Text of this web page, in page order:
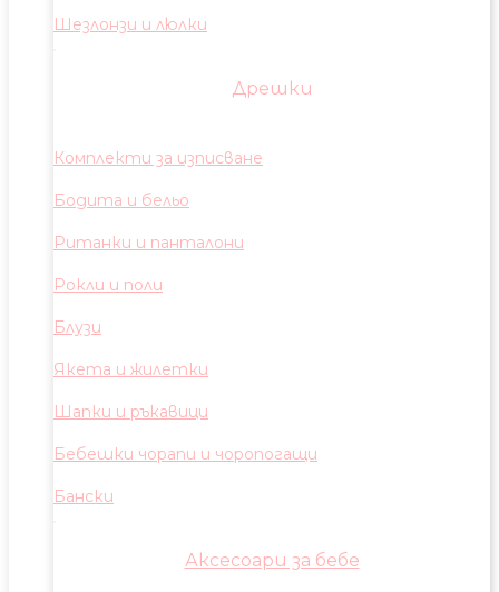
Шезлонзи и люлки
Дрешки
Комплекти за изписване
Бодита и бельо
Ританки и панталони
Рокли и поли
Блузи
Якета и жилетки
Шапки и ръкавици
Бебешки чорапи и чоропогащи
Бански
Аксесоари за бебе